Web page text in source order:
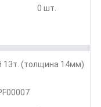
0 шт.
13т. (толщина 14мм)